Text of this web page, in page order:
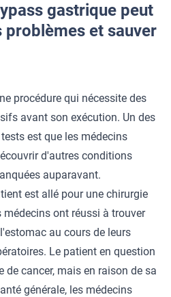
gastrique peut
problèmes et sauver
procédure qui nécessite des
avant son exécution. Un des
est que les médecins
d'autres conditions
auparavant.
est allé pour une chirurgie
ont réussi à trouver
au cours de leurs
Le patient en question
cancer, mais en raison de sa
générale, les médecins